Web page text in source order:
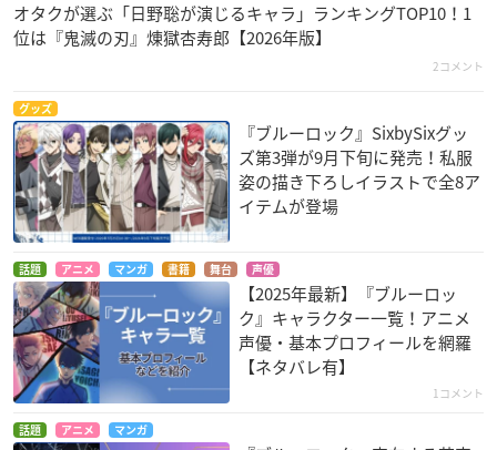
オタクが選ぶ「日野聡が演じるキャラ」ランキングTOP10！1
位は『鬼滅の刃』煉󠄁獄杏寿郎【2026年版】
2コメント
グッズ
『ブルーロック』SixbySixグッ
ズ第3弾が9月下旬に発売！私服
姿の描き下ろしイラストで全8ア
イテムが登場
話題 アニメ マンガ 書籍 舞台 声優
【2025年最新】『ブルーロッ
ク』キャラクター一覧！アニメ
声優・基本プロフィールを網羅
【ネタバレ有】
1コメント
話題 アニメ マンガ